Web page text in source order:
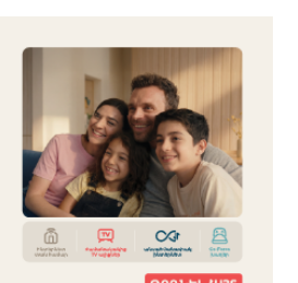
արդեն Միացյալ Նահանգներում է․
Լոս Անջելեսում
2 ժամ առաջ
տեղի ունեցած քառակողմ
հետո տարածված
մեջ Հայաստանի տարածքը
է. Դավիթ Ղազինյան
41 րոպե առաջ